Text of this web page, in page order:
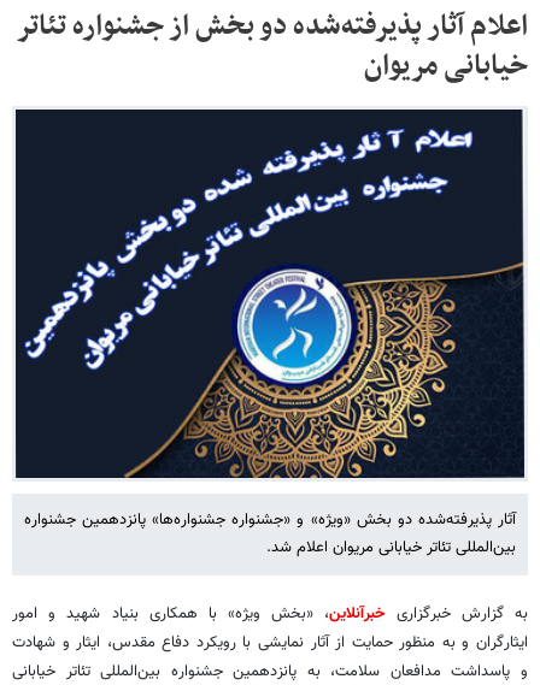
اعلام آثار پذیرفته‌شده دو بخش از جشنواره تئاتر
خیابانی مریوان
آثار پذیرفته‌شده دو بخش «ویژه» و «جشنواره جشنواره‌ها» پانزدهمین جشنواره
بین‌المللی تئاتر خیابانی مریوان اعلام شد.
به گزارش خبرگزاریخبرآنلاین، «بخش ویژه» با همکاری بنیاد شهید و امور
ایثارگران و به منظور حمایت از آثار نمایشی با رویکرد دفاع مقدس، ایثار و شهادت
و پاسداشت مدافعان سلامت، به پانزدهمین جشنواره بین‌المللی تئاتر خیابانی